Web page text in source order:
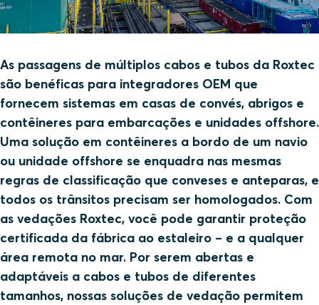
As passagens de múltiplos cabos e tubos da Roxtec
são benéficas para integradores OEM que
fornecem sistemas em casas de convés, abrigos e
contêineres para embarcações e unidades offshore.
Uma solução em contêineres a bordo de um navio
ou unidade offshore se enquadra nas mesmas
regras de classificação que conveses e anteparas, e
todos os trânsitos precisam ser homologados. Com
as vedações Roxtec, você pode garantir proteção
certificada da fábrica ao estaleiro – e a qualquer
área remota no mar. Por serem abertas e
adaptáveis a cabos e tubos de diferentes
tamanhos, nossas soluções de vedação permitem